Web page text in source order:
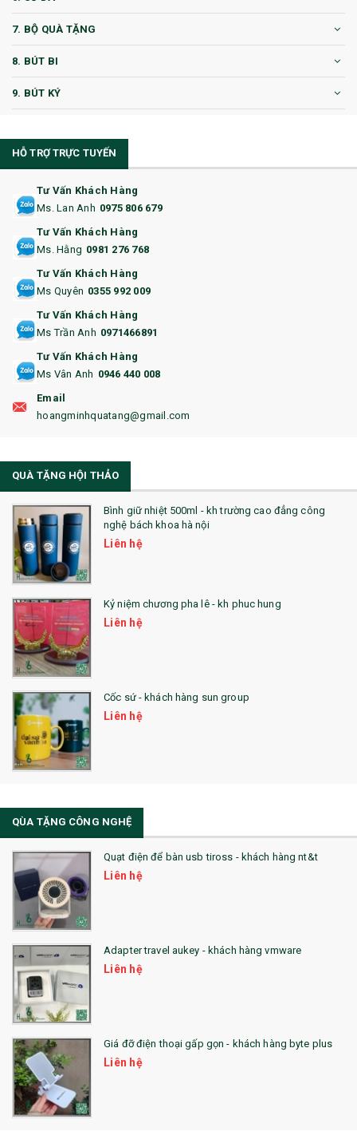
7. BỘ QUÀ TẶNG
8. BÚT BI
9. BÚT KÝ
11. CỐC/BÌNH GIỮ NHIỆT
12. BÌNH NƯỚC
13. QUÀ TẶNG CAO CẤP
14. HỘP/VÍ ĐỰNG NAMECARD
15. BỘ BẤM MÓNG
16. BAO HỘ CHIẾU
18. ẤM CHÉN QUÀ TẶNG
19. ĐỒNG HỒ TREO TƯỜNG
22. ĐỒNG HỒ ĐỂ BÀN
23. QÙA TẶNG ĐỘC ĐÁO
24. QÙA TẶNG PHA LÊ
25. QUÀ TẶNG GLASSLOCK
26. QUÀ TẶNG LUMINARC
28. BỘ ĐỒ ĂN CAO CẤP
29. MÓC KHOÁ
31. TÚI VẢI KHÔNG DỆT
32. TÚI VẢI BỐ
33. MŨ LƯỠI TRAI
36. QUẠT NHỰA QUẢNG CÁO
QUÀ TẶNG KHUYẾN MẠI
QUÀ TẶNG SX NHANH
QUÀ TẶNG HỘI THẢO
QUÀ TẶNG CÔNG NGHỆ
SẢN PHẨM ĐÃ THỰC HIỆN
QUÀ TẶNG SỨC KHỎE
SẢN PHẨM MỚI 2021
Sổ Sạc Đa Năng
La Fonte
HỖ TRỢ TRỰC TUYẾN
Tư Vấn Khách Hàng
Ms. Lan Anh 0975 806 679
Tư Vấn Khách Hàng
Ms. Hằng 0981 276 768
Tư Vấn Khách Hàng
Ms Quyên 0355 992 009
Tư Vấn Khách Hàng
Ms Trần Anh 0971466891
Tư Vấn Khách Hàng
Ms Vân Anh 0946 440 008
Email
hoangminhquatang@gmail.com
QUÀ TẶNG HỘI THẢO
Bình giữ nhiệt 500ml - kh trường cao đẳng công
nghệ bách khoa hà nội
Liên hệ
Kỷ niệm chương pha lê - kh phuc hung
Liên hệ
Cốc sứ - khách hàng sun group
Liên hệ
QÙA TẶNG CÔNG NGHỆ
Quạt điện để bàn usb tiross - khách hàng nt&t
Liên hệ
Adapter travel aukey - khách hàng vmware
Liên hệ
Giá đỡ điện thoại gấp gọn - khách hàng byte plus
Liên hệ